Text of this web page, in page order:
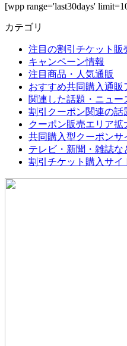
[wpp range='last30days'
カテゴリ
注目の割引チケット販
キャンペーン情報
注目商品・人気通販
おすすめ共同購入通販
関連した話題・ニュー
割引クーポン関連の話
クーポン販売エリア拡
共同購入型クーポンサ
テレビ・新聞・雑誌な
割引チケット購入サイ